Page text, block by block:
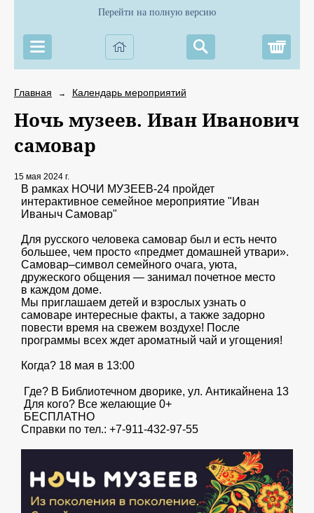
Перейти на полную версию
Главная → Календарь мероприятий
Ночь музеев. Иван Иванович
самовар
15 мая 2024 г.
В рамках НОЧИ МУЗЕЕВ-24 пройдет
интерактивное семейное мероприятие "Иван
Иваныч Самовар"
Для русского человека самовар был и есть нечто
большее, чем просто «предмет домашней утвари».
Самовар–символ семейного очага, уюта,
дружеского общения — занимал почетное место
в каждом доме.
Мы приглашаем детей и взрослых узнать о
самоваре интересные факты, а также задорно
повести время на свежем воздухе! После
программы всех ждет ароматный чай и угощения!
Когда? 18 мая в 13:00
Где? В Библиотечном дворике, ул. Антикайнена 13
Для кого? Все желающие 0+
БЕСПЛАТНО
Справки по тел.: +7-911-432-97-55